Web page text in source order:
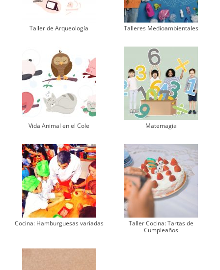
Taller de Arqueología Talleres Medioambientales
Vida Animal en el Cole Matemagia
Cocina: Hamburguesas variadas
Taller Cocina: Tartas de
Cumpleaños